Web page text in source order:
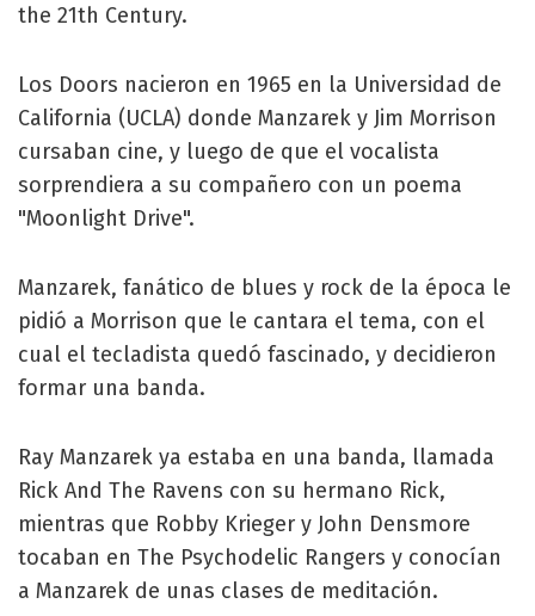
the 21th Century.
Los Doors nacieron en 1965 en la Universidad de
California (UCLA) donde Manzarek y Jim Morrison
cursaban cine, y luego de que el vocalista
sorprendiera a su compañero con un poema
"Moonlight Drive".
Manzarek, fanático de blues y rock de la época le
pidió a Morrison que le cantara el tema, con el
cual el tecladista quedó fascinado, y decidieron
formar una banda.
Ray Manzarek ya estaba en una banda, llamada
Rick And The Ravens con su hermano Rick,
mientras que Robby Krieger y John Densmore
tocaban en The Psychodelic Rangers y conocían
a Manzarek de unas clases de meditación.